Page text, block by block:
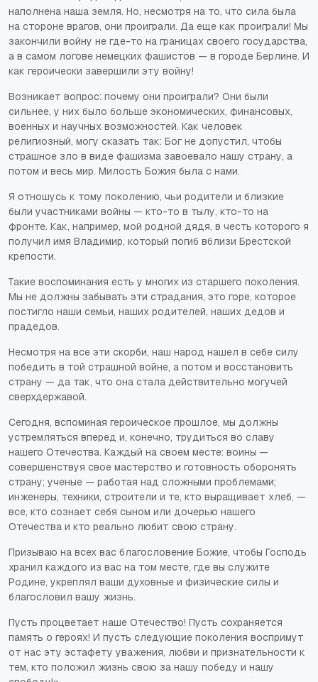
наполнена наша земля. Но, несмотря на то, что сила была
на стороне врагов, они проиграли. Да еще как проиграли! Мы
закончили войну не где-то на границах своего государства,
а в самом логове немецких фашистов — в городе Берлине. И
как героически завершили эту войну!
Возникает вопрос: почему они проиграли? Они были
сильнее, у них было больше экономических, финансовых,
военных и научных возможностей. Как человек
религиозный, могу сказать так: Бог не допустил, чтобы
страшное зло в виде фашизма завоевало нашу страну, а
потом и весь мир. Милость Божия была с нами.
Я отношусь к тому поколению, чьи родители и близкие
были участниками войны — кто-то в тылу, кто-то на
фронте. Как, например, мой родной дядя, в честь которого я
получил имя Владимир, который погиб вблизи Брестской
крепости.
Такие воспоминания есть у многих из старшего поколения.
Мы не должны забывать эти страдания, это горе, которое
постигло наши семьи, наших родителей, наших дедов и
прадедов.
Несмотря на все эти скорби, наш народ нашел в себе силу
победить в той страшной войне, а потом и восстановить
страну — да так, что она стала действительно могучей
сверхдержавой.
Сегодня, вспоминая героическое прошлое, мы должны
устремляться вперед и, конечно, трудиться во славу
нашего Отечества. Каждый на своем месте: воины —
совершенствуя свое мастерство и готовность оборонять
страну; ученые — работая над сложными проблемами;
инженеры, техники, строители и те, кто выращивает хлеб, —
все, кто сознает себя сыном или дочерью нашего
Отечества и кто реально любит свою страну.
Призываю на всех вас благословение Божие, чтобы Господь
хранил каждого из вас на том месте, где вы служите
Родине, укреплял ваши духовные и физические силы и
благословил вашу жизнь.
Пусть процветает наше Отечество! Пусть сохраняется
память о героях! И пусть следующие поколения воспримут
от нас эту эстафету уважения, любви и признательности к
тем, кто положил жизнь свою за нашу победу и нашу